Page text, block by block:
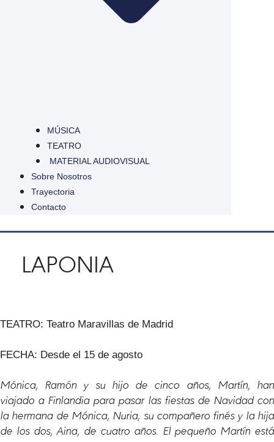
MÚSICA
TEATRO
MATERIAL AUDIOVISUAL
Sobre Nosotros
Trayectoria
Contacto
LAPONIA
TEATRO: Teatro Maravillas de Madrid
FECHA: Desde el 15 de agosto
Mónica, Ramón y su hijo de cinco años, Martín, han
viajado a Finlandia para pasar las fiestas de Navidad con
la hermana de Mónica, Nuria, su compañero finés y la hija
de los dos, Aina, de cuatro años. El pequeño Martín está